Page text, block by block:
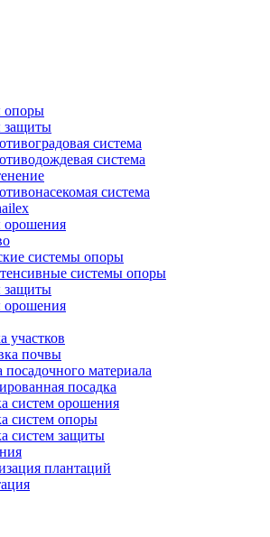
опоры
защиты
система
система
система
системы опоры
системы опоры
защиты
участков
почвы
посадочного материала
посадка
систем орошения
систем опоры
систем защиты
плантаций